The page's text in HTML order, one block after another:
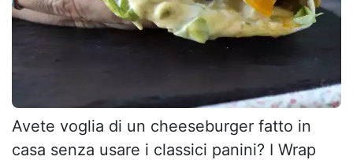
Avete voglia di un cheeseburger fatto in
casa senza usare i classici panini? I Wrap